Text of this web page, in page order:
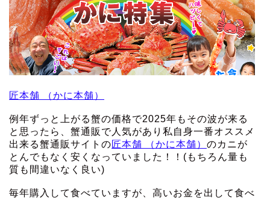
匠本舗 （かに本舗）
例年ずっと上がる蟹の価格で2025年もその波が来る
と思ったら、蟹通販で人気があり私自身一番オススメ
出来る蟹通販サイトの匠本舗 （かに本舗） のカニが
とんでもなく安くなっていました！！(もちろん量も
質も間違いなく良い)
毎年購入して食べていますが、高いお金を出して食べ